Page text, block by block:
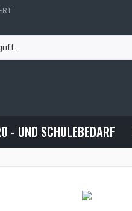
- UND SCHULEBEDARF